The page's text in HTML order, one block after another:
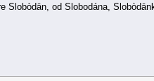
Slobòdān, od Slobodána,